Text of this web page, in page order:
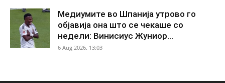
Медиумите во Шпанија утрово го
објавија она што се чекаше со
недели: Винисиус Жуниор...
6 Aug 2026. 13:03